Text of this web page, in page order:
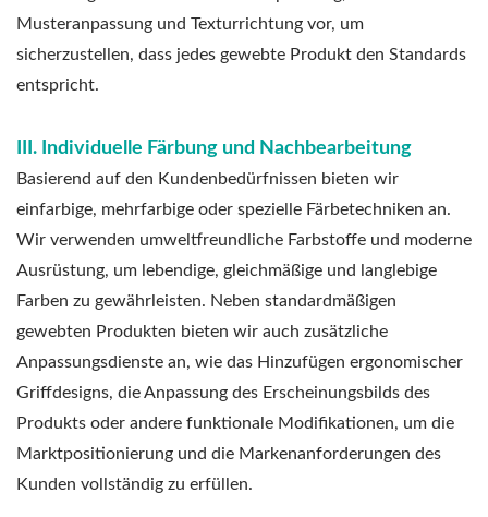
Musteranpassung und Texturrichtung vor, um
sicherzustellen, dass jedes gewebte Produkt den Standards
entspricht.
III. Individuelle Färbung und Nachbearbeitung
Basierend auf den Kundenbedürfnissen bieten wir
einfarbige, mehrfarbige oder spezielle Färbetechniken an.
Wir verwenden umweltfreundliche Farbstoffe und moderne
Ausrüstung, um lebendige, gleichmäßige und langlebige
Farben zu gewährleisten. Neben standardmäßigen
gewebten Produkten bieten wir auch zusätzliche
Anpassungsdienste an, wie das Hinzufügen ergonomischer
Griffdesigns, die Anpassung des Erscheinungsbilds des
Produkts oder andere funktionale Modifikationen, um die
Marktpositionierung und die Markenanforderungen des
Kunden vollständig zu erfüllen.